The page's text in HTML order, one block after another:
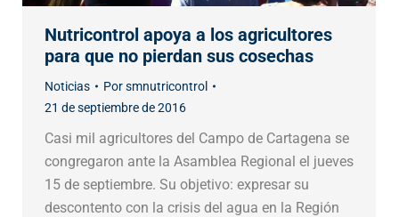
Nutricontrol apoya a los agricultores
para que no pierdan sus cosechas
Noticias Porsmnutricontrol
21 de septiembre de 2016
Casi mil agricultores del Campo de Cartagena se
congregaron ante la Asamblea Regional el jueves
15 de septiembre. Su objetivo: expresar su
descontento con la crisis del agua en la Región